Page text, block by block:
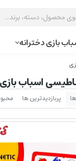
بازی دخترانه
اسباب بازی
پربازدیدترین ها